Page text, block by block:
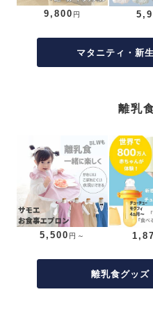
9,800 円
マタニティ・新
離乳
5,500 円～
離乳食グッズ